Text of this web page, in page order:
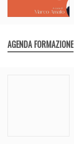
AGENDA FORMAZIONE